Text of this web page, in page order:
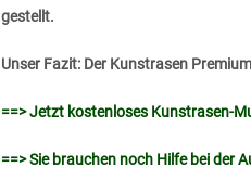
gestellt.
Unser Fazit: Der Kunstrasen
==> Jetzt kostenloses Kunstrasen-
==> Sie brauchen noch Hilfe bei der